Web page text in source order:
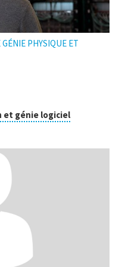
PHYSIQUE ET
et génie logicielCliquer
pour
l'infobulle